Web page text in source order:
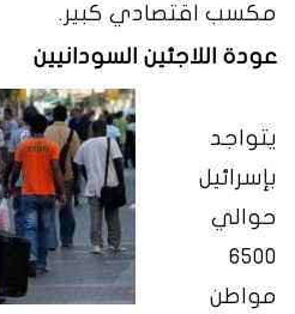
مكسب اقتصادي كبير.
عودة اللاجئين السودانيين
يتواجد
بإسرائيل
حوالي
6500
مواطن